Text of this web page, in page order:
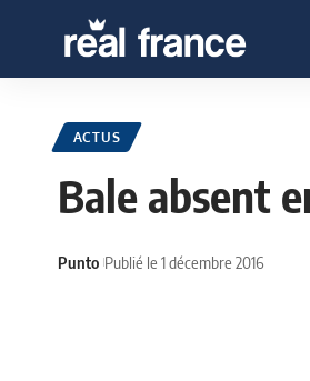
ACTUS
Bale absent
Punto Publié le 1 décembre 2016